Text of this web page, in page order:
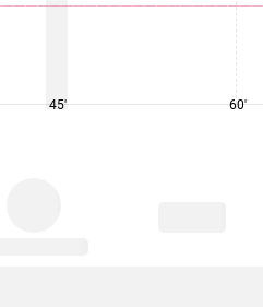
45' 60'